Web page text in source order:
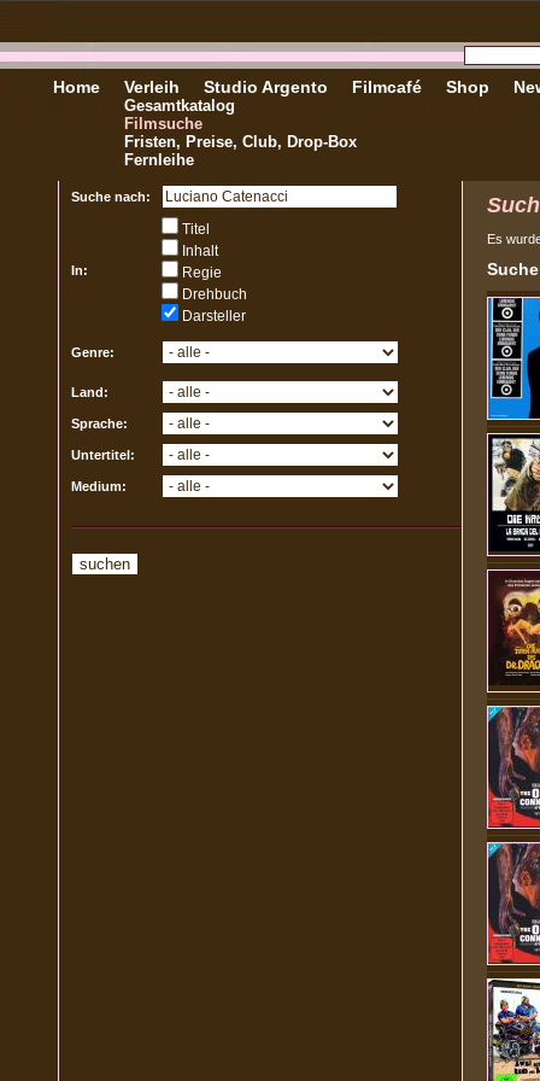
Home Verleih
Gesamtkatalog
Filmsuche
Fristen, Preise, Club, Drop-Box
Fernleihe
Studio Argento Filmcafé Shop
Suche nach:
In:
Titel
Inhalt
Regie
Drehbuch
Darsteller
Genre:
Land:
Sprache:
Untertitel:
Medium:
Es